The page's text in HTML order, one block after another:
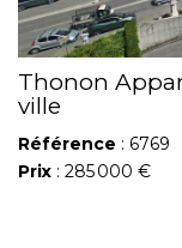
Thonon
ville
Référence : 6769
Prix : 285 000 €